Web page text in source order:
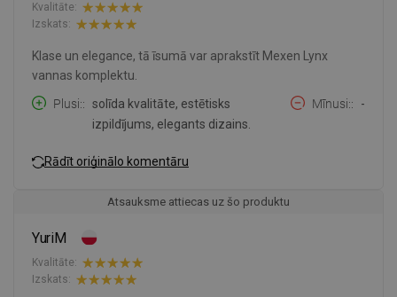
Kvalitāte:
Izskats:
Klase un elegance, tā īsumā var aprakstīt Mexen Lynx
vannas komplektu.
Plusi:
solīda kvalitāte, estētisks
izpildījums, elegants dizains.
Mīnusi: -
Rādīt oriģinālo komentāru
Atsauksme attiecas uz šo produktu
YuriM
Kvalitāte:
Izskats: